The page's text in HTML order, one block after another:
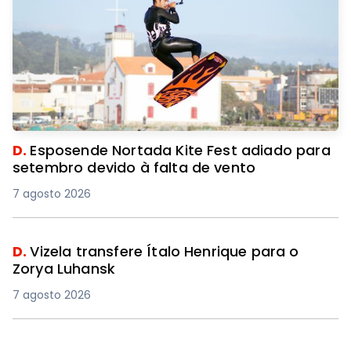
D. Esposende Nortada Kite Fest adiado para
setembro devido à falta de vento
7 agosto 2026
D.Vizela transfere Ítalo Henrique para o
Zorya Luhansk
7 agosto 2026